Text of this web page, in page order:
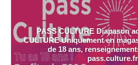
PASS CULTURE Diapason
CULTURE Uniquement en
de 18 ans,
pass.culture.fr